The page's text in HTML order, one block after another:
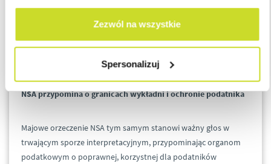
Zezwól na wszystkie
Spersonalizuj
2.4010.567.2024.2.BD) stwierdzające, że kara umowna za
nieterminowe wykonanie świadczenia (bez winy spółki) nie
stanowi kosztu podatkowego.
NSA przypomina o granicach wykładni i ochronie podatnika
Majowe orzeczenie NSA tym samym stanowi ważny głos w
trwającym sporze interpretacyjnym, przypominając organom
podatkowym o poprawnej, korzystnej dla podatników